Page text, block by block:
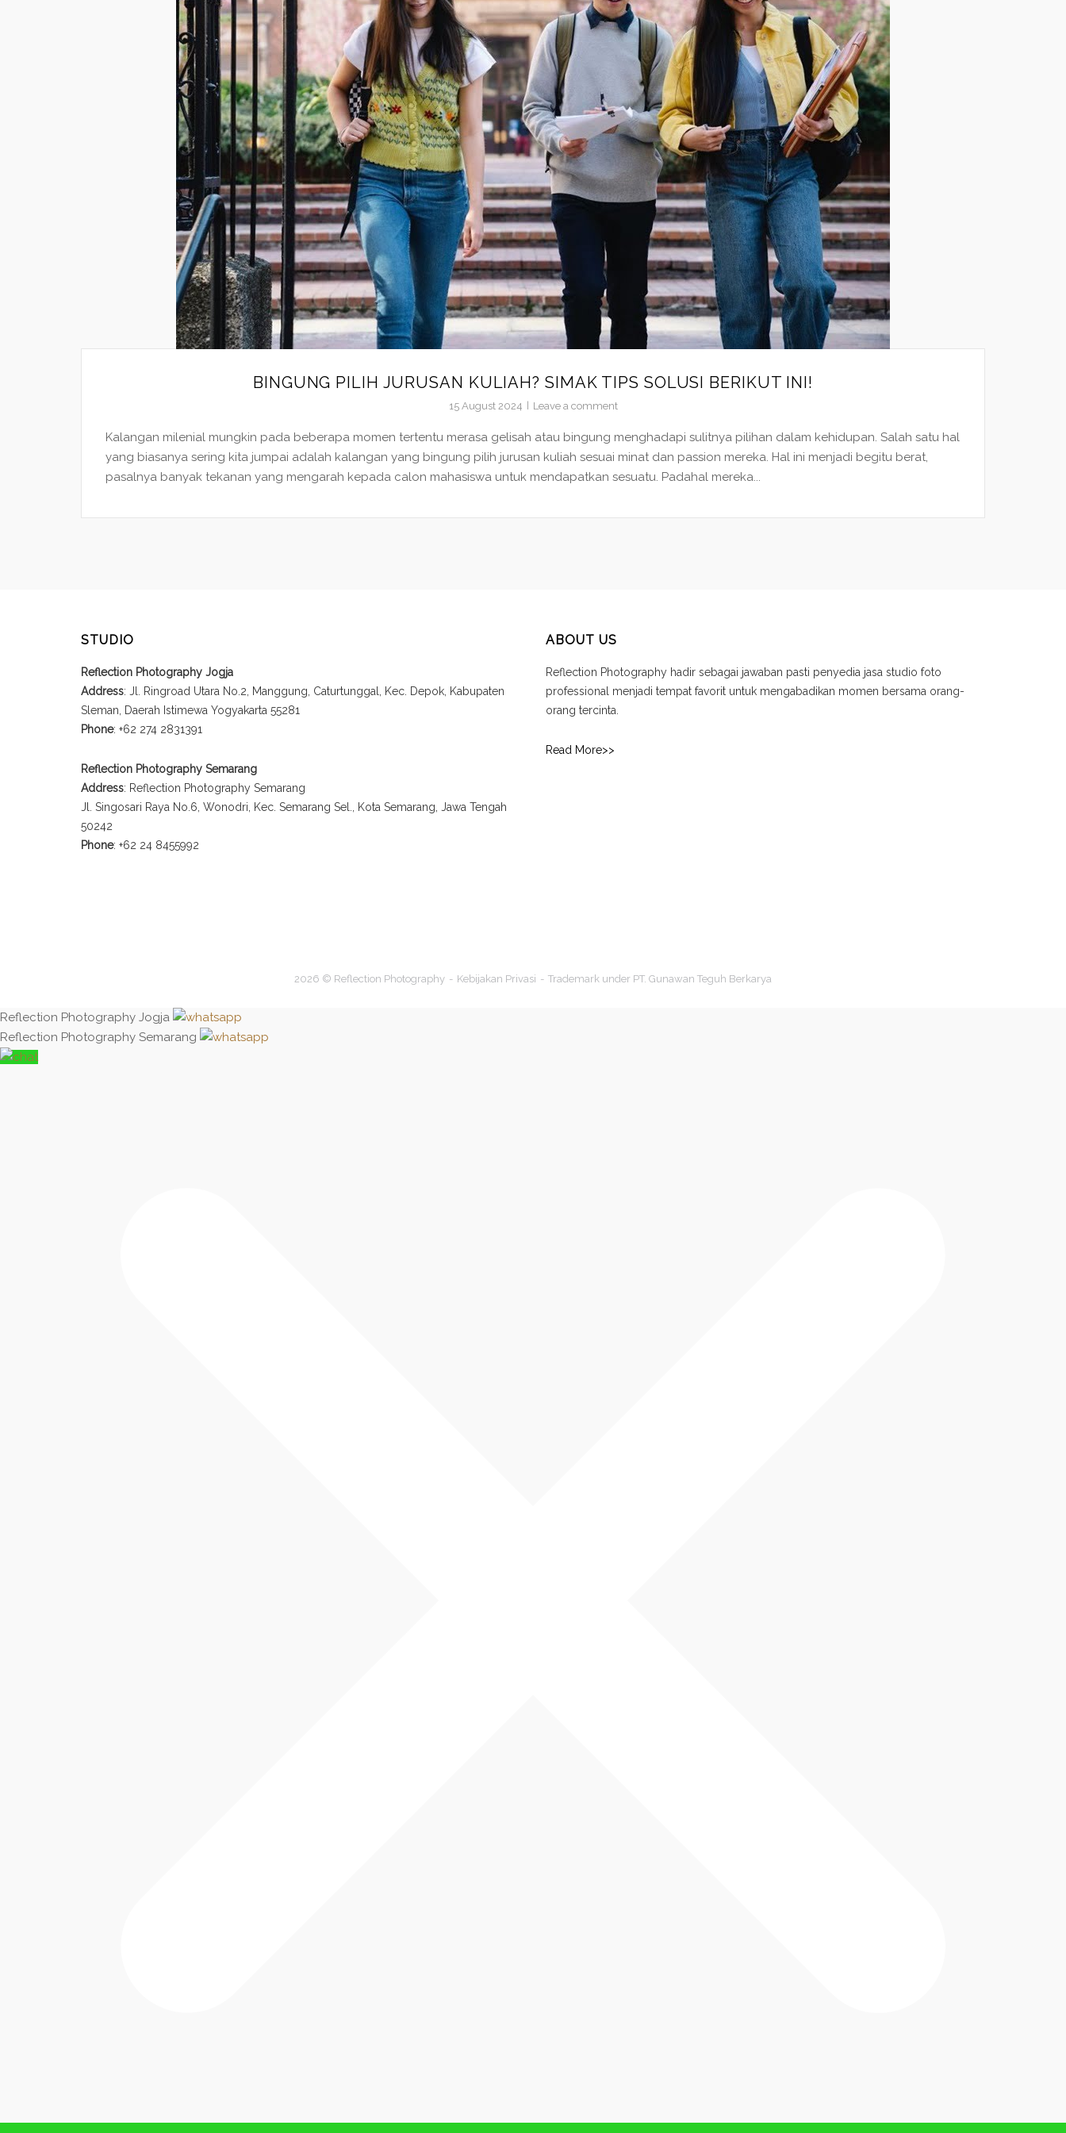
BINGUNG PILIH JURUSAN KULIAH? SIMAK TIPS SOLUSI BERIKUT INI!
15 August 2024 Leave a comment
Kalangan milenial mungkin pada beberapa momen tertentu merasa gelisah atau bingung menghadapi sulitnya pilihan dalam kehidupan. Salah satu hal
yang biasanya sering kita jumpai adalah kalangan yang bingung pilih jurusan kuliah sesuai minat dan passion mereka. Hal ini menjadi begitu berat,
pasalnya banyak tekanan yang mengarah kepada calon mahasiswa untuk mendapatkan sesuatu. Padahal mereka...
STUDIO
Reflection Photography Jogja
Address: Jl. Ringroad Utara No.2, Manggung, Caturtunggal, Kec. Depok, Kabupaten
Sleman, Daerah Istimewa Yogyakarta 55281
Phone: +62 274 2831391
Reflection Photography Semarang
Address: Reflection Photography Semarang
Jl. Singosari Raya No.6, Wonodri, Kec. Semarang Sel., Kota Semarang, Jawa Tengah
50242
Phone: +62 24 8455992
ABOUT US
Reflection Photography hadir sebagai jawaban pasti penyedia jasa studio foto
professional menjadi tempat favorit untuk mengabadikan momen bersama orang-
orang tercinta.
Read More>>
2026 © Reflection Photography Kebijakan Privasi Trademark under PT. Gunawan Teguh Berkarya
Reflection Photography Jogja
Reflection Photography Semarang